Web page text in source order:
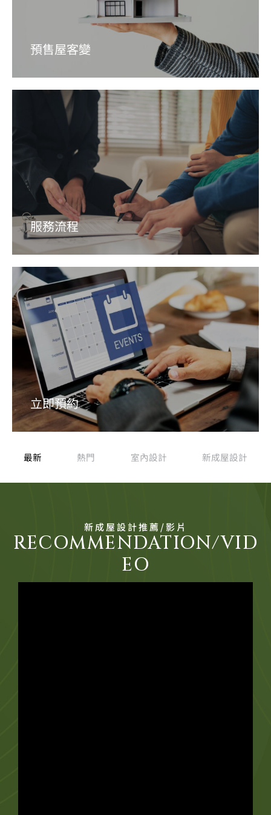
預售屋客變
服務流程
立即預約
最新 熱門 室內設計 新成屋設計
新成屋設計推薦/影片
RECOMMENDATION/VID
EO